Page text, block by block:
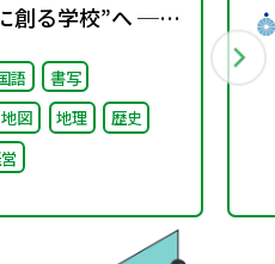
創る学校”へ ──
時代に応答する
実践 第三回
プロジェク
き”が社会とつな
語
書写
図
地理
歴史